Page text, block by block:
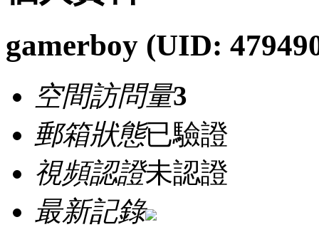
gamerboy (UID:
空間訪問量3
郵箱狀態已驗證
視頻認證未認證
最新記錄